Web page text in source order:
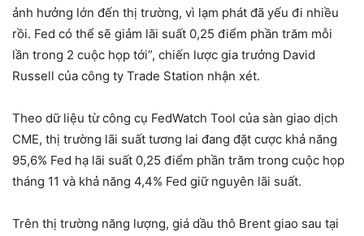
ảnh hưởng lớn đến thị trường, vì lạm phát đã yếu đi nhiều
rồi. Fed có thể sẽ giảm lãi suất 0,25 điểm phần trăm mỗi
lần trong 2 cuộc họp tới”, chiến lược gia trưởng David
Russell của công ty Trade Station nhận xét.
Theo dữ liệu từ công cụ FedWatch Tool của sàn giao dịch
CME, thị trường lãi suất tương lai đang đặt cược khả năng
95,6% Fed hạ lãi suất 0,25 điểm phần trăm trong cuộc họp
tháng 11 và khả năng 4,4% Fed giữ nguyên lãi suất.
Trên thị trường năng lượng, giá dầu thô Brent giao sau tại